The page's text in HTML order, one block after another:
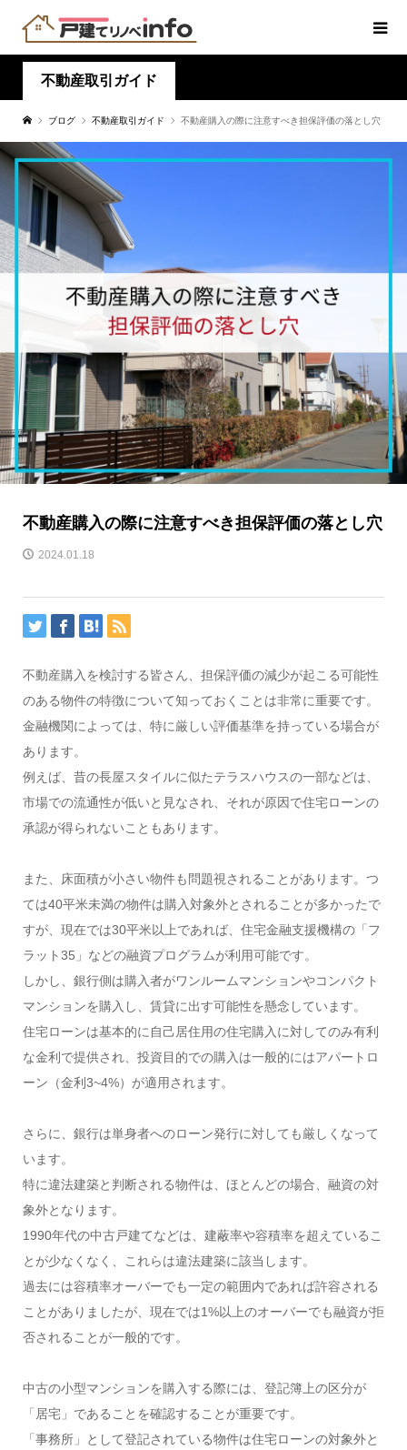
不動産取引ガイド
ブログ 不動産取引ガイド 不動産購入の際に注意すべき担保評価の落とし穴
不動産購入の際に注意すべき担保評価の落とし穴
2024.01.18
不動産購入を検討する皆さん、担保評価の減少が起こる可能性
のある物件の特徴について知っておくことは非常に重要です。
金融機関によっては、特に厳しい評価基準を持っている場合が
あります。
例えば、昔の長屋スタイルに似たテラスハウスの一部などは、
市場での流通性が低いと見なされ、それが原因で住宅ローンの
承認が得られないこともあります。
また、床面積が小さい物件も問題視されることがあります。つ
ては40平米未満の物件は購入対象外とされることが多かったで
すが、現在では30平米以上であれば、住宅金融支援機構の「フ
ラット35」などの融資プログラムが利用可能です。
しかし、銀行側は購入者がワンルームマンションやコンパクト
マンションを購入し、賃貸に出す可能性を懸念しています。
住宅ローンは基本的に自己居住用の住宅購入に対してのみ有利
な金利で提供され、投資目的での購入は一般的にはアパートロ
ーン（金利3~4%）が適用されます。
さらに、銀行は単身者へのローン発行に対しても厳しくなって
います。
特に違法建築と判断される物件は、ほとんどの場合、融資の対
象外となります。
1990年代の中古戸建てなどは、建蔽率や容積率を超えているこ
とが少なくなく、これらは違法建築に該当します。
過去には容積率オーバーでも一定の範囲内であれば許容される
ことがありましたが、現在では1%以上のオーバーでも融資が拒
否されることが一般的です。
中古の小型マンションを購入する際には、登記簿上の区分が
「居宅」であることを確認することが重要です。
「事務所」として登記されている物件は住宅ローンの対象外と